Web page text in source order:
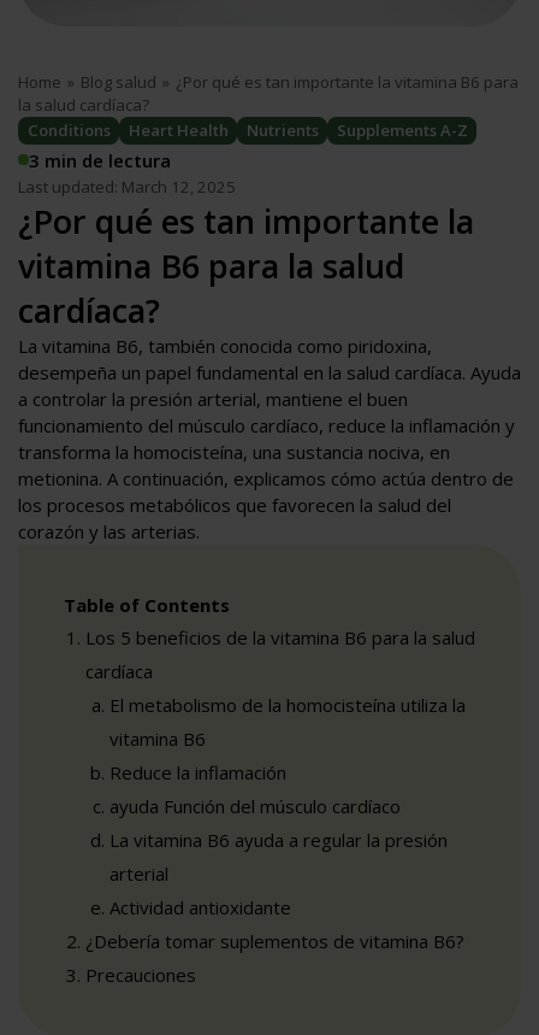
Home » Blog salud » ¿Por qué es tan importante la vitamina B6 para
la salud cardíaca?
Conditions
Heart Health Nutrients Supplements A-Z
3 min de lectura
Last updated: March 12, 2025
¿Por qué es tan importante la
vitamina B6 para la salud
cardíaca?
La vitamina B6, también conocida como piridoxina,
desempeña un papel fundamental en la salud cardíaca. Ayuda
a controlar la presión arterial, mantiene el buen
funcionamiento del músculo cardíaco, reduce la inflamación y
transforma la homocisteína, una sustancia nociva, en
metionina. A continuación, explicamos cómo actúa dentro de
los procesos metabólicos que favorecen la salud del
corazón y las arterias.
Table of Contents
Los 5 beneficios de la vitamina B6 para la salud
cardíaca
El metabolismo de la homocisteína utiliza la
vitamina B6
Reduce la inflamación
ayuda Función del músculo cardíaco
La vitamina B6 ayuda a regular la presión
arterial
Actividad antioxidante
¿Debería tomar suplementos de vitamina B6?
Precauciones